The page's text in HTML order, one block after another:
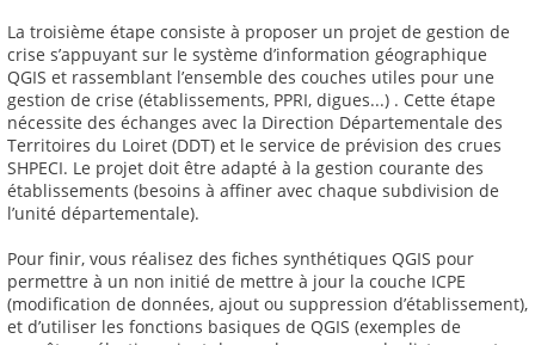
La troisième étape consiste à proposer un projet de gestion de
crise s’appuyant sur le système d’information géographique
QGIS et rassemblant l’ensemble des couches utiles pour une
gestion de crise (établissements, PPRI, digues...) . Cette étape
nécessite des échanges avec la Direction Départementale des
Territoires du Loiret (DDT) et le service de prévision des crues
SHPECI. Le projet doit être adapté à la gestion courante des
établissements (besoins à affiner avec chaque subdivision de
l’unité départementale).
Pour finir, vous réalisez des fiches synthétiques QGIS pour
permettre à un non initié de mettre à jour la couche ICPE
(modification de données, ajout ou suppression d’établissement),
et d’utiliser les fonctions basiques de QGIS (exemples de